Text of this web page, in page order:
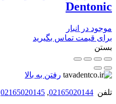
Dentonic
موجود در انبار
برای قیمت تماس بگیرید
بستن
رفتن به بالا
تلفن 02165020144
,
02165020145